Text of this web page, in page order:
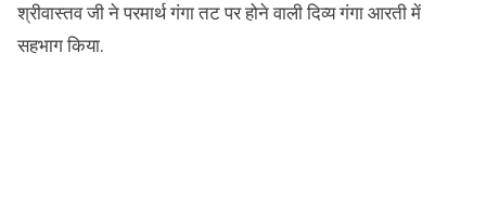
श्रीवास्तव जी ने परमार्थ गंगा तट पर होने वाली दिव्य गंगा आरती में
सहभाग किया.